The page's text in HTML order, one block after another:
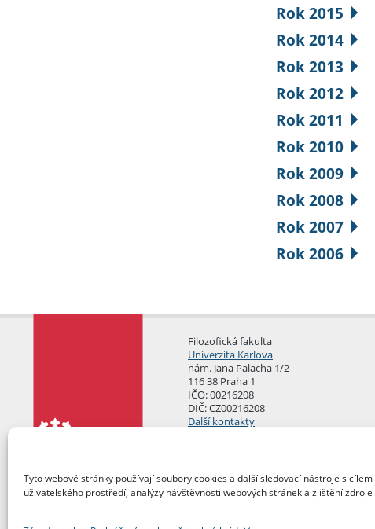
Tyto webové stránky používají soubory cookies a další sledovací nástroje s
uživatelského prostředí, analýzy návštěvnosti webových stránek a zjištění
Rok 2015
Rok 2014
Rok 2013
Rok 2012
Rok 2011
Rok 2010
Rok 2009
Rok 2008
Rok 2007
Rok 2006
Filozofická fakulta
Univerzita Karlova
nám. Jana Palacha 1/2
116 38 Praha 1
IČO: 00216208
DIČ: CZ00216208
Další kontakty